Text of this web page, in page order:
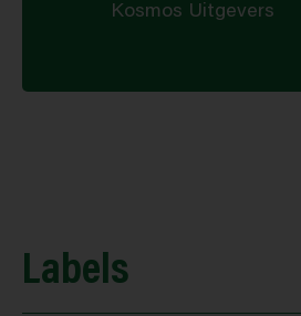
Kosmos Uitgevers
Labels